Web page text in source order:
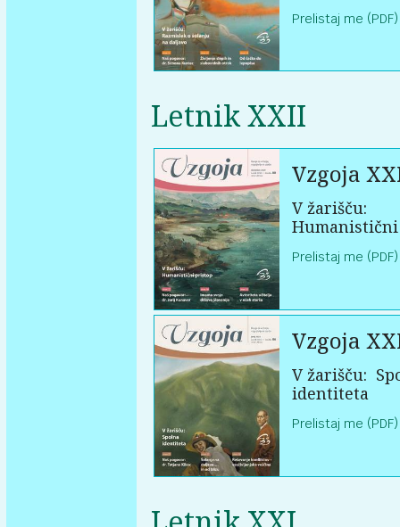
Prelistaj me (PDF)
Letnik XXII
Vzgoja
V žarišču:
Prelistaj me (PDF)
Vzgoja
V žarišču:
identiteta
Prelistaj me (PDF)